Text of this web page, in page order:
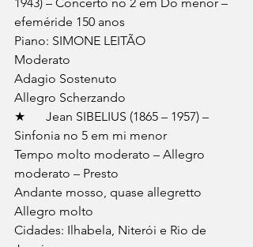
efeméride 150 anos
Piano: SIMONE LEITÃO
Moderato
Adagio Sostenuto
Allegro Scherzando
★	Jean SIBELIUS (1865 – 1957) –
Sinfonia no 5 em mi menor
Tempo molto moderato – Allegro
moderato – Presto
Andante mosso, quase allegretto
Allegro molto
Cidades: Ilhabela, Niterói e Rio de